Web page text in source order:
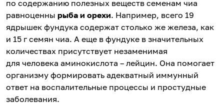
по содержанию полезных веществ семенам чиа
равноценны рыба и орехи. Например, всего 19
ядрышек фундука содержат столько же железа, как
и 15 г семян чиа. А еще в фундуке в значительных
количествах присутствует незаменимая
для человека аминокислота – лейцин. Она помогает
организму формировать адекватный иммунный
ответ на воспалительные процессы и простудные
заболевания.